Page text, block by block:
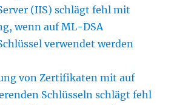
(IIS) schlägt fehl mit
wenn auf ML-DSA
verwendet werden
von Zertifikaten mit auf
Schlüsseln schlägt fehl